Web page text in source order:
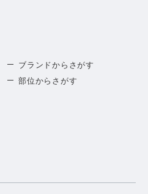
ブランドからさがす
部位からさがす